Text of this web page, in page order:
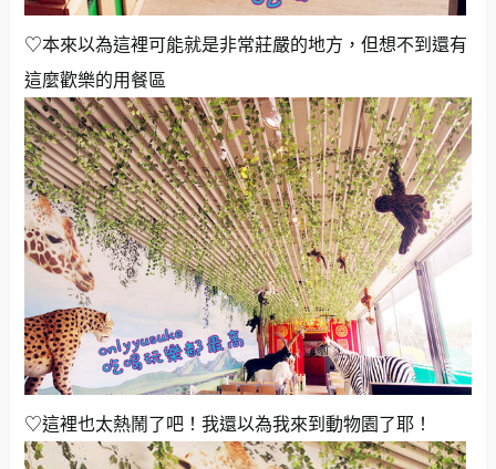
♡本來以為這裡可能就是非常莊嚴的地方，但想不到還有
這麼歡樂的用餐區
♡這裡也太熱鬧了吧！我還以為我來到動物園了耶！